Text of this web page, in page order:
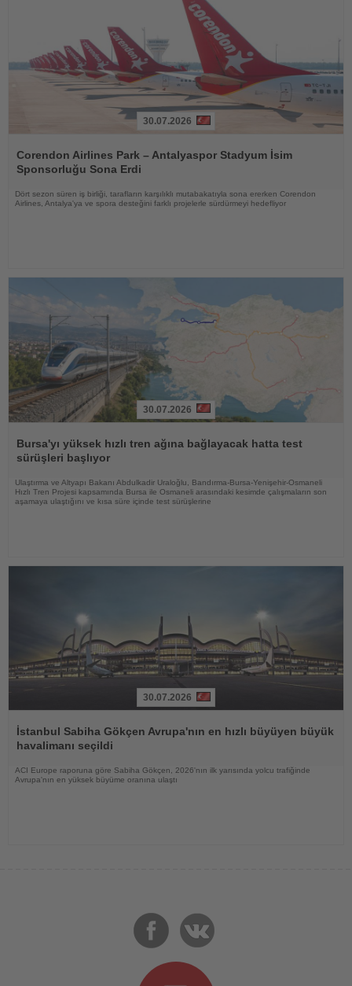
Oku
30.07.2026
Corendon Airlines Park – Antalyaspor Stadyum İsim
Sponsorluğu Sona Erdi
Dört sezon süren iş birliği, tarafların karşılıklı mutabakatıyla sona ererken Corendon
Airlines, Antalya'ya ve spora desteğini farklı projelerle sürdürmeyi hedefliyor
Oku
30.07.2026
Bursa'yı yüksek hızlı tren ağına bağlayacak hatta test
sürüşleri başlıyor
Ulaştırma ve Altyapı Bakanı Abdulkadir Uraloğlu, Bandırma-Bursa-Yenişehir-Osmaneli
Hızlı Tren Projesi kapsamında Bursa ile Osmaneli arasındaki kesimde çalışmaların son
aşamaya ulaştığını ve kısa süre içinde test sürüşlerine
Oku
30.07.2026
İstanbul Sabiha Gökçen Avrupa'nın en hızlı büyüyen büyük
havalimanı seçildi
ACI Europe raporuna göre Sabiha Gökçen, 2026'nın ilk yarısında yolcu trafiğinde
Avrupa'nın en yüksek büyüme oranına ulaştı